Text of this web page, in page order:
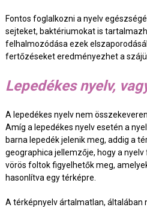
Fontos foglalkozni a nyelv
sejteket, baktériumokat is
felhalmozódása ezek
fertőzéseket eredményezhet a
Lepedékes nyelv,
A lepedékes nyelv nem
Amíg a lepedékes nyelv esetén a
barna lepedék jelenik meg, addig a
geographica jellemzője, hogy a
vörös foltok figyelhetők meg,
hasonlítva egy térképre.
A térképnyelv ártalmatlan, általában